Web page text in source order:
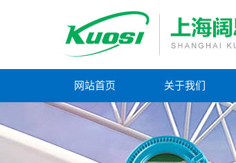
网站首页 关于我们